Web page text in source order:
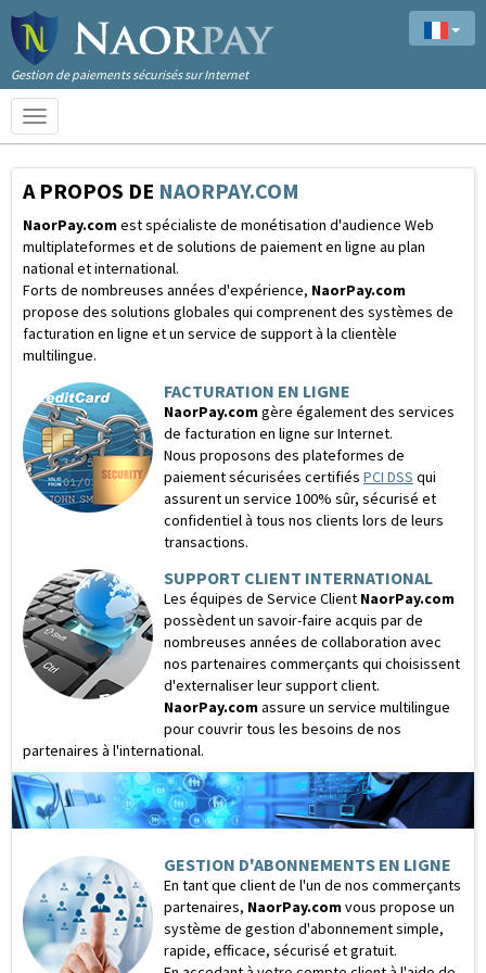
Gestion de paiements sécurisés sur Internet
Toggle
navigation
A PROPOS DE NAORPAY.COM
NaorPay.comest spécialiste de monétisation d'audience Web
multiplateformes et de solutions de paiement en ligne au plan
national et international.
Forts de nombreuses années d'expérience, NaorPay.com
propose des solutions globales qui comprenent des systèmes de
facturation en ligne et un service de support à la clientèle
multilingue.
FACTURATION EN LIGNE
NaorPay.comgère également des services
de facturation en ligne sur Internet.
Nous proposons des plateformes de
paiement sécurisées certifiés PCI DSS qui
assurent un service 100% sûr, sécurisé et
confidentiel à tous nos clients lors de leurs
transactions.
SUPPORT CLIENT INTERNATIONAL
Les équipes de Service Client NaorPay.com
possèdent un savoir-faire acquis par de
nombreuses années de collaboration avec
nos partenaires commerçants qui choisissent
d'externaliser leur support client.
NaorPay.comassure un service multilingue
pour couvrir tous les besoins de nos
partenaires à l'international.
GESTION D'ABONNEMENTS EN LIGNE
En tant que client de l'un de nos commerçants
partenaires, NaorPay.comvous propose un
système de gestion d'abonnement simple,
rapide, efficace, sécurisé et gratuit.